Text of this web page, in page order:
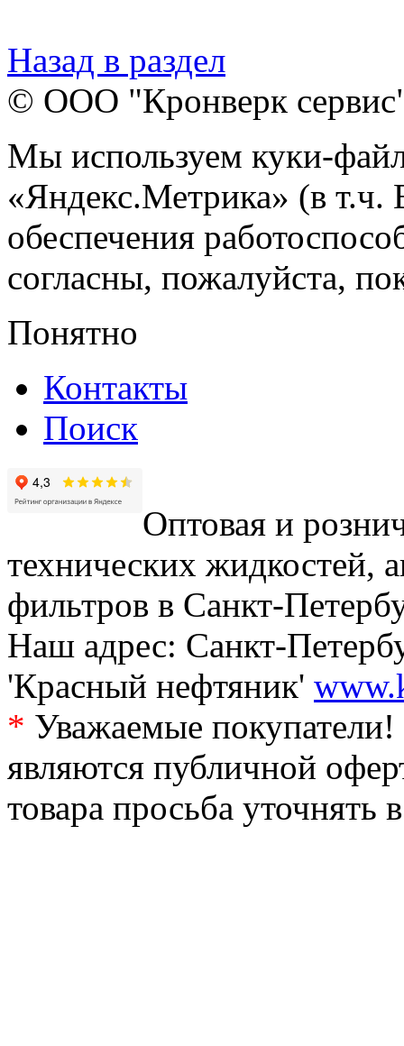
Назад в раздел
© ООО "Кронверк
Мы используем куки-
«Яндекс.Метрика» (в т.ч.
обеспечения
согласны, пожалуйста,
Понятно
Контакты
Поиск
Оптовая и
технических жидкостей,
фильтров в Санкт-
Наш адрес: Санкт-
'Красный нефтяник'
* Уважаемые
являются публичной
товара просьба уточнять